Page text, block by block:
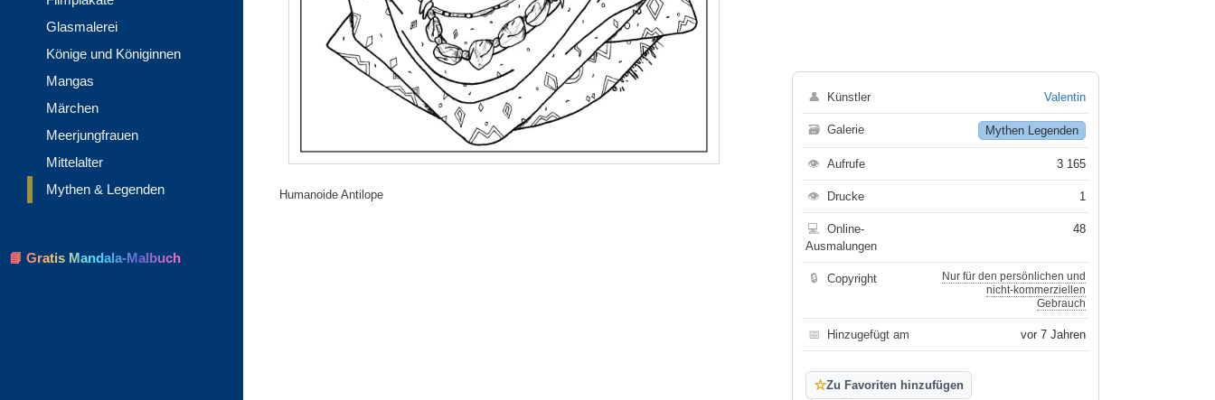
Humanoide Antilope
👤 Künstler Valentin
🗃 Galerie Mythen Legenden
👁 Aufrufe 3 165
👁 Drucke 1
💻
Online-
Ausmalungen
48
🔒 Copyright
Nur für den persönlichen und
nicht-kommerziellen
Gebrauch
📅 Hinzugefügt am vor 7 Jahren
☆Zu Favoriten hinzufügen
Glasmalerei
Könige und Königinnen
Mangas
Märchen
Meerjungfrauen
Mittelalter
Mythen & Legenden
📘 Gratis Mandala-Malbuch